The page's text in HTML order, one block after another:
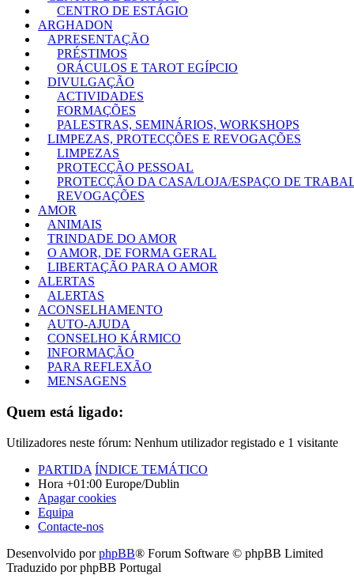
CENTRO DE ESTÁGIO
ARGHADON
APRESENTAÇÃO
PRÉSTIMOS
ORÁCULOS E TAROT EGÍPCIO
DIVULGAÇÃO
ACTIVIDADES
FORMAÇÕES
PALESTRAS, SEMINÁRIOS, WORKSHOPS
LIMPEZAS, PROTECÇÕES E REVOGAÇÕES
LIMPEZAS
PROTECÇÃO PESSOAL
PROTECÇÃO DA CASA/LOJA/ESPAÇO DE
REVOGAÇÕES
AMOR
ANIMAIS
TRINDADE DO AMOR
O AMOR, DE FORMA GERAL
LIBERTAÇÃO PARA O AMOR
ALERTAS
ALERTAS
ACONSELHAMENTO
AUTO-AJUDA
CONSELHO KÁRMICO
INFORMAÇÃO
PARA REFLEXÃO
MENSAGENS
Quem está ligado:
Utilizadores neste fórum: Nenhum utilizador registado e 1 visitante
PARTIDA ÍNDICE TEMÁTICO
Hora +01:00 Europe/Dublin
Apagar cookies
Equipa
Contacte-nos
Desenvolvido porphpBB® Forum Software © phpBB Limited
Traduzido por phpBB Portugal